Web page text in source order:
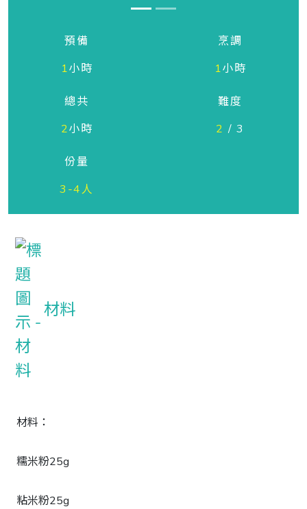
預備
1小時
烹調
1小時
總共
2小時
難度
2 / 3
份量
3-4人
材料
材料：
糯米粉25g
粘米粉25g